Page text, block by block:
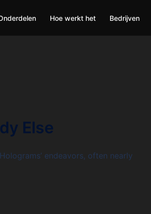
Hoe werkt het Bedrijven
Else
endeavors, often nearly